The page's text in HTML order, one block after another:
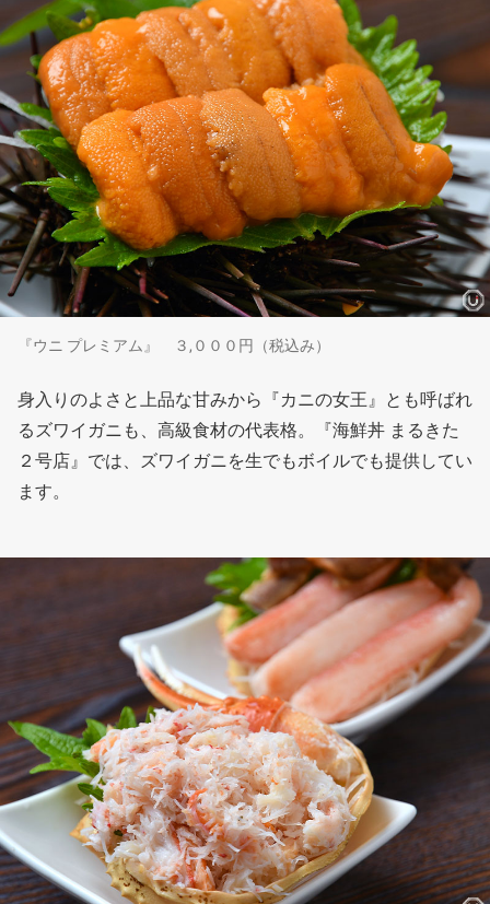
『ウニ プレミアム』 ３,０００円（税込み）
身入りのよさと上品な甘みから『カニの女王』とも呼ばれ
るズワイガニも、高級食材の代表格。『海鮮丼 まるきた
２号店』では、ズワイガニを生でもボイルでも提供してい
ます。